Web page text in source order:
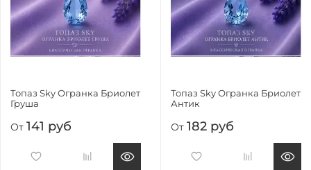
Топаз Sky Огранка Бриолет
Груша
От 141 руб
Топаз Sky Огранка Бриолет
Антик
От 182 руб